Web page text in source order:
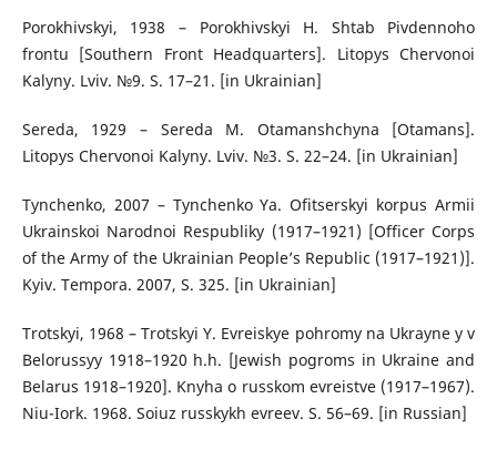
Porokhivskyi, 1938 – Porokhivskyi H. Shtab Pivdennoho
frontu [Southern Front Headquarters]. Litopys Chervonoi
Kalyny. Lviv. №9. S. 17–21. [in Ukrainian]
Sereda, 1929 – Sereda M. Otamanshchyna [Otamans].
Litopys Chervonoi Kalyny. Lviv. №3. S. 22–24. [in Ukrainian]
Tynchenko, 2007 – Tynchenko Ya. Ofitserskyi korpus Armii
Ukrainskoi Narodnoi Respubliky (1917–1921) [Officer Corps
of the Army of the Ukrainian People’s Republic (1917–1921)].
Kyiv. Tempora. 2007, S. 325. [in Ukrainian]
Trotskyi, 1968 – Trotskyi Y. Evreiskye pohromy na Ukrayne y v
Belorussyy 1918–1920 h.h. [Jewish pogroms in Ukraine and
Belarus 1918–1920]. Knyha o russkom evreistve (1917–1967).
Niu-Iork. 1968. Soiuz russkykh evreev. S. 56–69. [in Russian]